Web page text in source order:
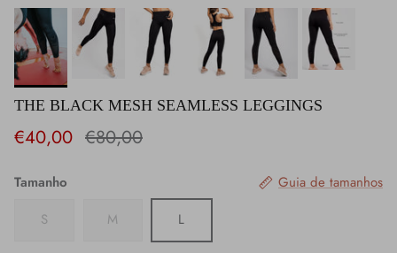
THE BLACK MESH SEAMLESS LEGGINGS
€40,00 €80,00
Tamanho
Guia de tamanhos
S
M L